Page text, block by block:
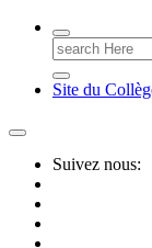
Search
for:
Site du
Suivez nous: